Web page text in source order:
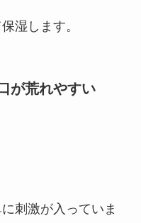
湿します。
が荒れやすい
刺激が入っていま